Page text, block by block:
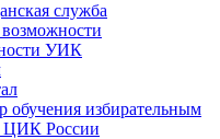
служба
УИК
обучения избирательным
ЦИК России